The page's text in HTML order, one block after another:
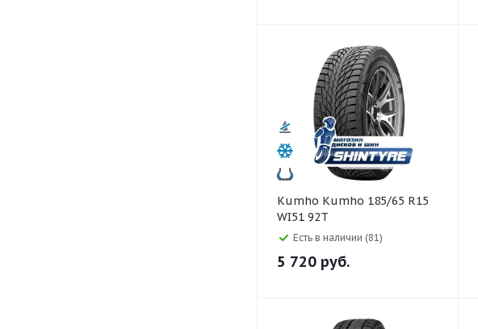
Kumho Kumho 185/65 R15
WI51 92T
Есть в наличии (81)
5 720 руб.